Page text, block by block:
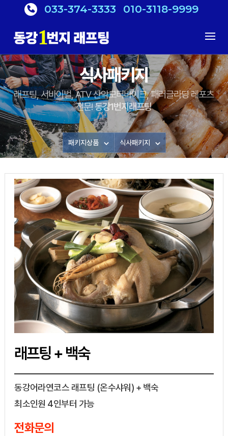
033-374-3333 010-3118-9999
식사패키지
래프팅, 서바이벌, ATV 산악모터바이크, 패러글라딩 레포츠
전문!동강1번지래프팅
패키지상품 식사패키지
래프팅 + 백숙
동강어라연코스 래프팅 (온수샤워) + 백숙
최소인원 4인부터 가능
전화문의